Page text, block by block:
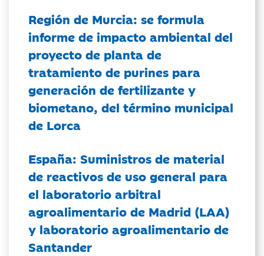
Región de Murcia: se formula
informe de impacto ambiental del
proyecto de planta de
tratamiento de purines para
generación de fertilizante y
biometano, del término municipal
de Lorca
España: Suministros de material
de reactivos de uso general para
el laboratorio arbitral
agroalimentario de Madrid (LAA)
y laboratorio agroalimentario de
Santander